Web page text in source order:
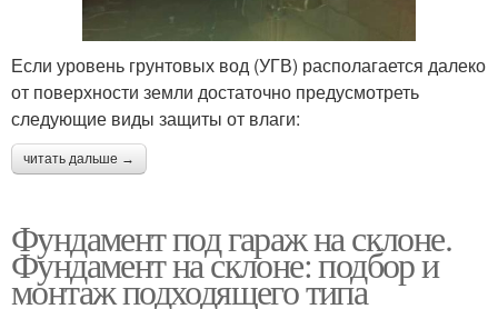
Если уровень грунтовых вод (УГВ) располагается далеко
от поверхности земли достаточно предусмотреть
следующие виды защиты от влаги:
читать дальше →
Фундамент под гараж на склоне.
Фундамент на склоне: подбор и
монтаж подходящего типа